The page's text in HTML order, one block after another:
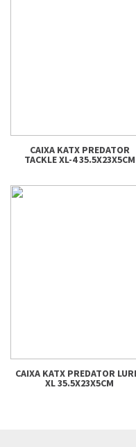
CAIXA KATX PREDATOR
TACKLE XL-4 35.5X23X5CM
CAIXA KATX PREDATOR
XL 35.5X23X5CM